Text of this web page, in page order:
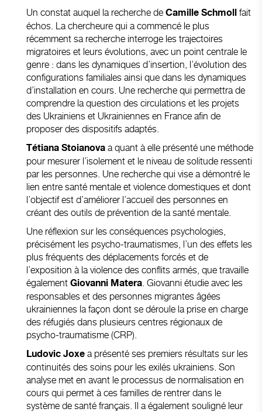
Un constat auquel la recherche de Camille Schmoll
fait
échos. La chercheure qui a commencé le plus
récemment sa recherche interroge les trajectoires
migratoires et leurs évolutions, avec un point centrale le
genre : dans les dynamiques d’insertion, l’évolution des
configurations familiales ainsi que dans les dynamiques
d’installation en cours. Une recherche qui permettra de
comprendre la question des circulations et les projets
des Ukrainiens et Ukrainiennes en France afin de
proposer des dispositifs adaptés.
Tétiana Stoianova a quant à elle présenté une méthode
pour mesurer l’isolement et le niveau de solitude ressenti
par les personnes. Une recherche qui vise a démontré le
lien entre santé mentale et violence domestiques et dont
l’objectif est d’améliorer l’accueil des personnes en
créant des outils de prévention de la santé mentale.
Une réflexion sur les conséquences psychologies,
précisément les psycho-traumatismes, l’un des effets les
plus fréquents des déplacements forcés et de
l’exposition à la violence des conflits armés, que travaille
également Giovanni Matera. Giovanni étudie avec les
responsables et des personnes migrantes âgées
ukrainiennes la façon dont se déroule la prise en charge
des réfugiés dans plusieurs centres régionaux de
psycho-traumatisme (CRP).
Ludovic Joxe a présenté ses premiers résultats sur les
continuités des soins pour les exilés ukrainiens. Son
analyse met en avant le processus de normalisation en
cours qui permet à ces familles de rentrer dans le
système de santé français. Il a également souligné leur